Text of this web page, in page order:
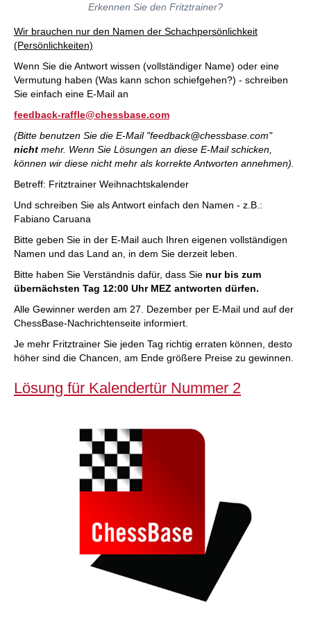
Erkennen Sie den Fritztrainer?
Wir brauchen nur den Namen der Schachpersönlichkeit
(Persönlichkeiten)
Wenn Sie die Antwort wissen (vollständiger Name) oder eine
Vermutung haben (Was kann schon schiefgehen?) - schreiben
Sie einfach eine E-Mail an
feedback-raffle@chessbase.com
(Bitte benutzen Sie die E-Mail "feedback@chessbase.com"
nicht mehr. Wenn Sie Lösungen an diese E-Mail schicken,
können wir diese nicht mehr als korrekte Antworten annehmen).
Betreff: Fritztrainer Weihnachtskalender
Und schreiben Sie als Antwort einfach den Namen - z.B.:
Fabiano Caruana
Bitte geben Sie in der E-Mail auch Ihren eigenen vollständigen
Namen und das Land an, in dem Sie derzeit leben.
Bitte haben Sie Verständnis dafür, dass Sie nur bis zum
übernächsten Tag 12:00 Uhr MEZ antworten dürfen.
Alle Gewinner werden am 27. Dezember per E-Mail und auf der
ChessBase-Nachrichtenseite informiert.
Je mehr Fritztrainer Sie jeden Tag richtig erraten können, desto
höher sind die Chancen, am Ende größere Preise zu gewinnen.
Lösung für Kalendertür Nummer 2